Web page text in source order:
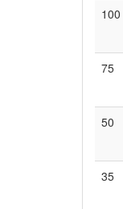
100
75
50
35